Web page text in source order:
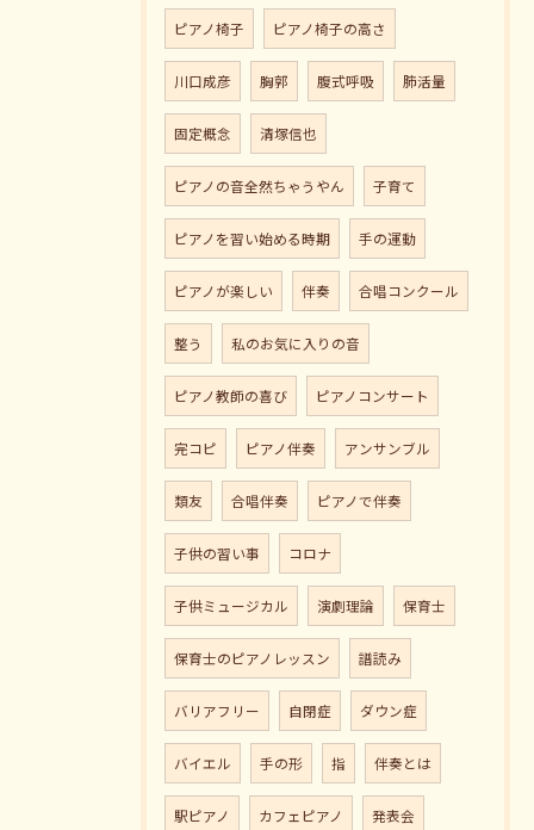
ピアノ椅子 ピアノ椅子の高さ
川口成彦 胸郭 腹式呼吸 肺活量
固定概念 清塚信也
ピアノの音全然ちゃうやん 子育て
ピアノを習い始める時期 手の運動
ピアノが楽しい 伴奏 合唱コンクール
整う 私のお気に入りの音
ピアノ教師の喜び ピアノコンサート
完コピ ピアノ伴奏 アンサンブル
類友 合唱伴奏 ピアノで伴奏
子供の習い事 コロナ
子供ミュージカル 演劇理論 保育士
保育士のピアノレッスン 譜読み
バリアフリー 自閉症 ダウン症
バイエル 手の形 指 伴奏とは
駅ピアノ カフェピアノ 発表会